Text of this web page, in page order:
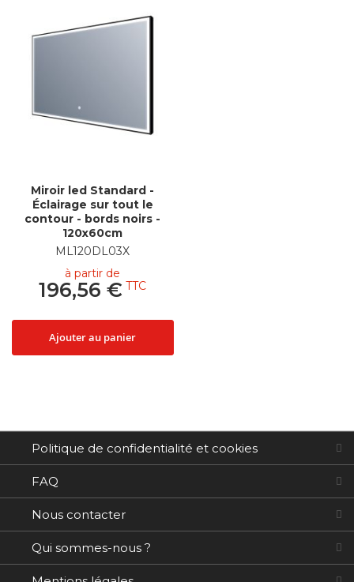
Miroir led Standard -
Éclairage sur tout le
contour - bords noirs -
120x60cm
ML120DL03X
à partir de
196,56 €
Ajouter au panier
Politique de confidentialité et cookies
FAQ
Nous contacter
Qui sommes-nous ?